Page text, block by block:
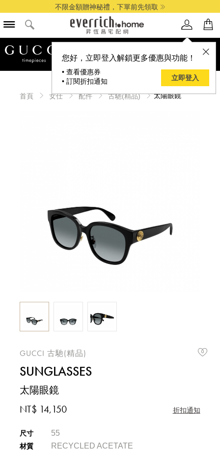
不限金額贈神秘禮，下單前先領取
您好，立即登入解鎖更多優惠與功能！
• 查看優惠券
• 訂閱折扣通知
立即登入
品牌選單
首頁 女仕 配件 古馳(精品) 太陽眼鏡
GUCCI 古馳(精品)
SUNGLASSES
太陽眼鏡
NT$ 14,150 折扣通知
尺寸 55
材質 RECYCLED ACETATE